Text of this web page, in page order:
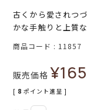
古くから愛されつ
かな手触りと上質
商品コード 11857
販売価格 ¥165
[ 8 ポイント進呈 ]